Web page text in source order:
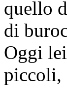
quello
di
Oggi
piccoli,